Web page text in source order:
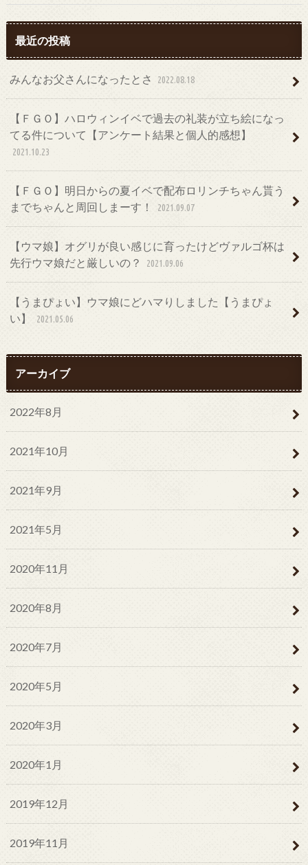
最近の投稿
みんなお父さんになったとさ 2022.08.18
【ＦＧＯ】ハロウィンイベで過去の礼装が立ち絵になっ
てる件について【アンケート結果と個人的感想】
2021.10.23
【ＦＧＯ】明日からの夏イベで配布ロリンチちゃん貰う
までちゃんと周回しまーす！
2021.09.07
【ウマ娘】オグリが良い感じに育ったけどヴァルゴ杯は
先行ウマ娘だと厳しいの？
2021.09.06
【うまぴょい】ウマ娘にどハマりしました【うまぴょ
い】
2021.05.06
アーカイブ
2022年8月
2021年10月
2021年9月
2021年5月
2020年11月
2020年8月
2020年7月
2020年5月
2020年3月
2020年1月
2019年12月
2019年11月